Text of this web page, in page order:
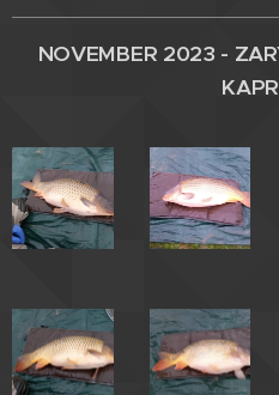
NOVEMBER 2023 -